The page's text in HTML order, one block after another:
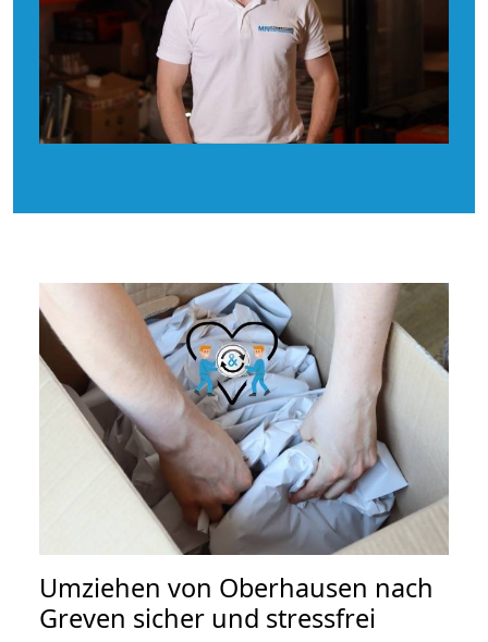
Umziehen von Oberhausen nach
Greven sicher und stressfrei